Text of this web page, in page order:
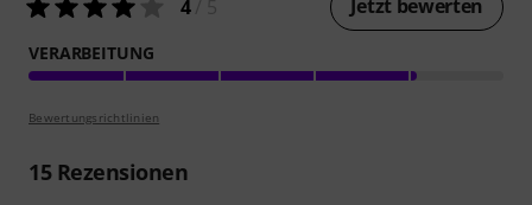
4/ 5 Jetzt bewerten
VERARBEITUNG
Bewertungsrichtlinien
15Rezensionen